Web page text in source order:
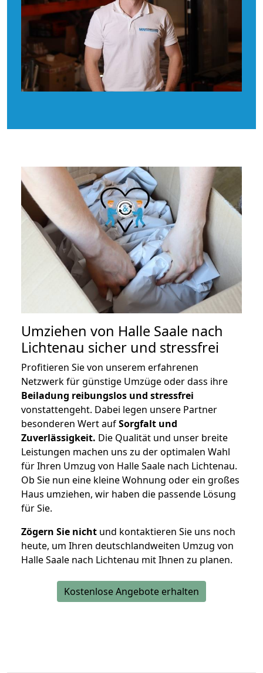
Umziehen von Halle Saale nach
Lichtenau sicher und stressfrei
Profitieren Sie von unserem erfahrenen
Netzwerk für günstige Umzüge oder dass ihre
Beiladung reibungslos und stressfrei
vonstattengeht. Dabei legen unsere Partner
besonderen Wert aufSorgfalt und
Zuverlässigkeit. Die Qualität und unser breite
Leistungen machen uns zu der optimalen Wahl
für Ihren Umzug von Halle Saale nach Lichtenau.
Ob Sie nun eine kleine Wohnung oder ein großes
Haus umziehen, wir haben die passende Lösung
für Sie.
Zögern Sie nicht und kontaktieren Sie uns noch
heute, um Ihren deutschlandweiten Umzug von
Halle Saale nach Lichtenau mit Ihnen zu planen.
Kostenlose Angebote erhalten